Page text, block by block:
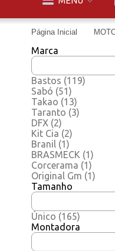
Página Inicial
Marca
Bastos (119)
Sabó (51)
Takao (13)
Taranto (3)
DFX (2)
Kit Cia (2)
Branil (1)
BRASMECK (1)
Corcerama (1)
Original Gm (1)
Tamanho
Único (165)
Montadora